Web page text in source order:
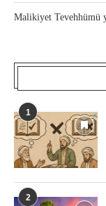
Malikiyet Tevehhümü
1
2